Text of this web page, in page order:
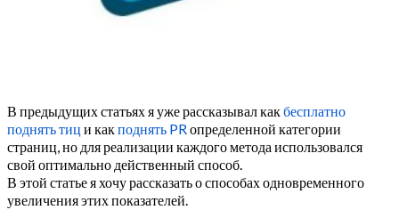
В предыдущих статьях я уже рассказывал какбесплатно
поднять тиц и какподнять PR определенной категории
страниц, но для реализации каждого метода использовался
свой оптимально действенный способ.
В этой статье я хочу рассказать о способах одновременного
увеличения этих показателей.